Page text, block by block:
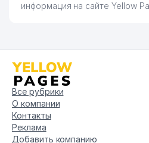
информация на сайте Yellow
Все рубрики
О компании
Контакты
Реклама
Добавить компанию